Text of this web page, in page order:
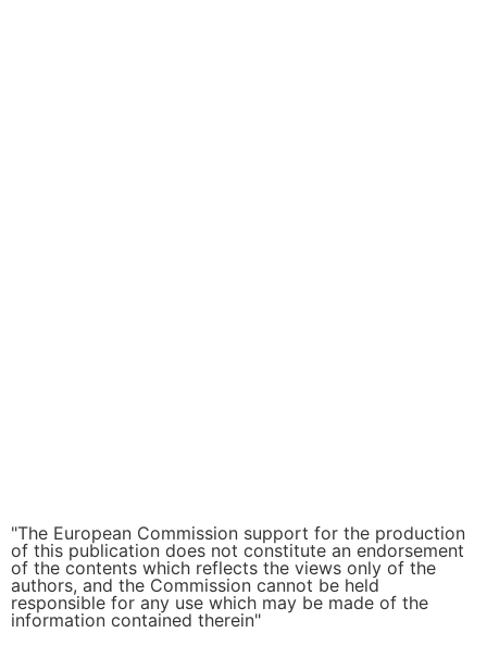
"The European Commission support for the production
of this publication does not constitute an endorsement
of the contents which reflects the views only of the
authors, and the Commission cannot be held
responsible for any use which may be made of the
information contained therein"